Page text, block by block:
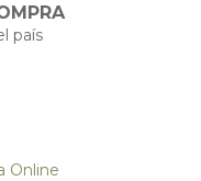
país
Online